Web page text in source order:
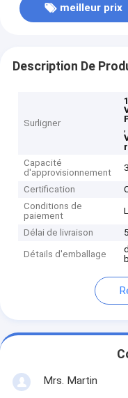
meilleur prix
Description De
Surligner
,
Capacité
d'approvisionnement
Certification
Conditions de
paiement
Délai de livraison
Détails d'emballage
Mrs. Martin